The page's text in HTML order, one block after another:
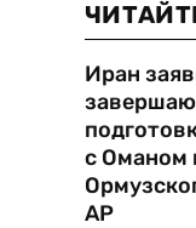
Иран
с Оманом
AP